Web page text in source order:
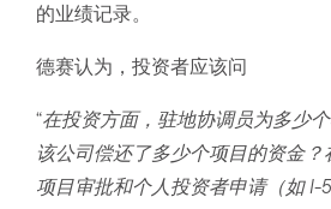
的业绩记录。
德赛认为，投资者应该问
“在投资方面，驻地协调员为多少
该公司偿还了多少个项目的资金？
项目审批和个人投资者申请（如 I-